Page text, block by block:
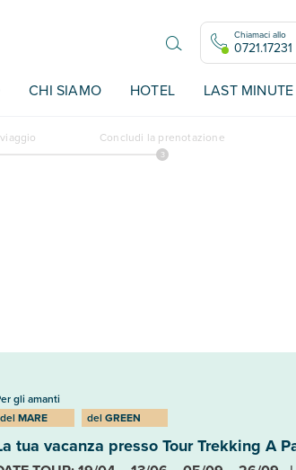
Chiamaci allo
0721.17231
CHI SIAMO HOTEL LAST MINUTE
Concludi la prenotazione
gli amanti
del MARE del GREEN
tua vacanza presso Tour Trekking A